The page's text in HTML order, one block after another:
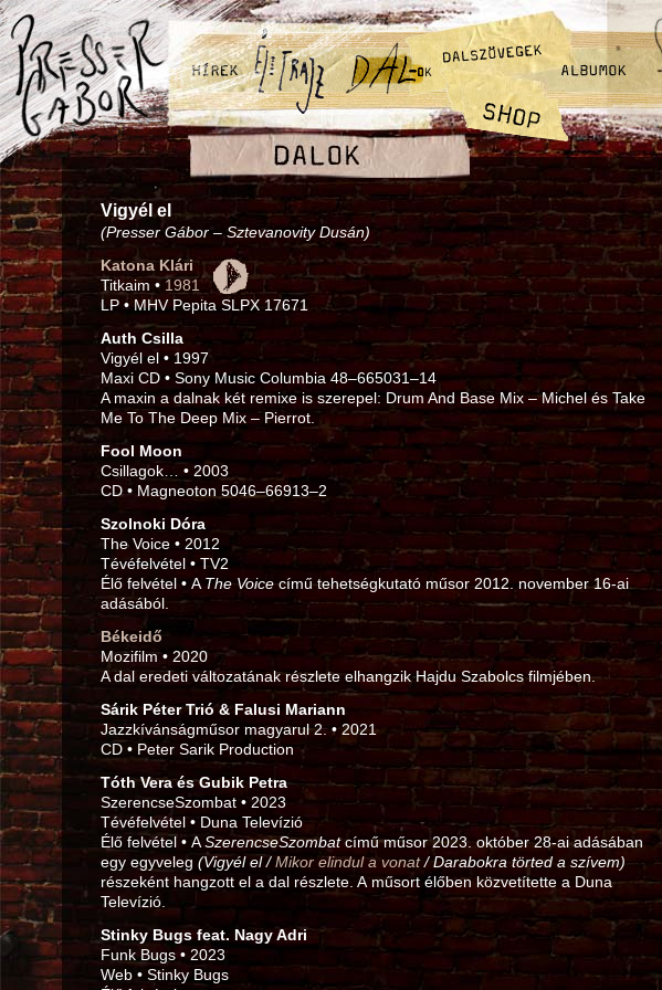
Vigyél el
(Presser Gábor – Sztevanovity Dusán)
Katona Klári
Titkaim • 1981
LP • MHV Pepita SLPX 17671
Auth Csilla
Vigyél el • 1997
Maxi CD • Sony Music Columbia 48–665031–14
A maxin a dalnak két remixe is szerepel: Drum And Base Mix – Michel és Take
Me To The Deep Mix – Pierrot.
Fool Moon
Csillagok… • 2003
CD • Magneoton 5046–66913–2
Szolnoki Dóra
The Voice • 2012
Tévéfelvétel • TV2
Élő felvétel • A The Voicecímű tehetségkutató műsor 2012. november 16‑ai
adásából.
Békeidő
Mozifilm • 2020
A dal eredeti változatának részlete elhangzik Hajdu Szabolcs filmjében.
Sárik Péter Trió & Falusi Mariann
Jazzkívánságműsor magyarul 2. • 2021
CD • Peter Sarik Production
Tóth Vera és Gubik Petra
SzerencseSzombat • 2023
Tévéfelvétel • Duna Televízió
Élő felvétel • ASzerencseSzombatcímű műsor 2023. október 28‑ai adásában
egy egyveleg (Vigyél el /Mikor elindul a vonat/ Darabokra törted a szívem)
részeként hangzott el a dal részlete. A műsort élőben közvetítette a Duna
Televízió.
Stinky Bugs feat. Nagy Adri
Funk Bugs • 2023
Web • Stinky Bugs